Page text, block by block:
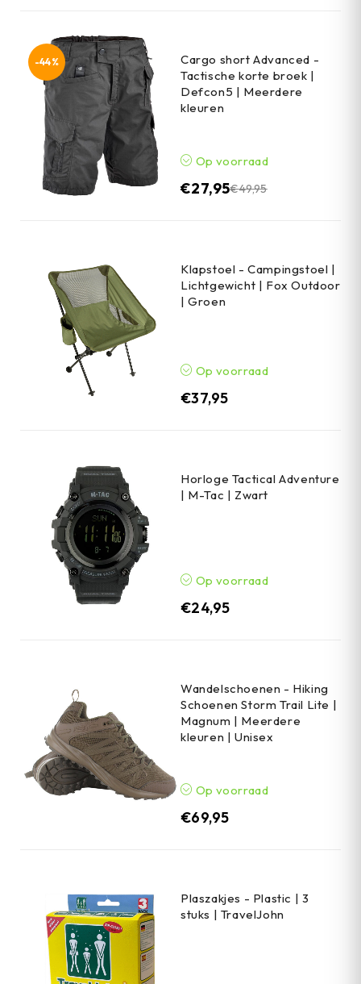
-44%
Cargo short Advanced -
Tactische korte broek |
Defcon5 | Meerdere
kleuren
Op voorraad
€49,95
€27,95
Klapstoel - Campingstoel |
Lichtgewicht | Fox Outdoor
| Groen
Op voorraad
€37,95
Horloge Tactical Adventure
| M-Tac | Zwart
Op voorraad
€24,95
Wandelschoenen - Hiking
Schoenen Storm Trail Lite |
Magnum | Meerdere
kleuren | Unisex
Op voorraad
€69,95
Plaszakjes - Plastic | 3
stuks | TravelJohn